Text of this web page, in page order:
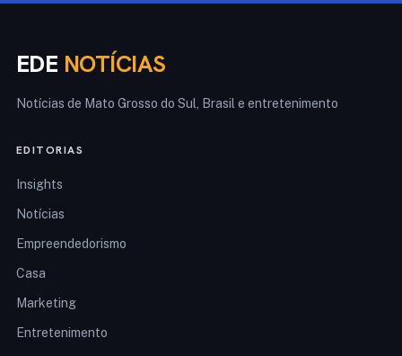
EDE NOTÍCIAS
Notícias de Mato Grosso do Sul, Brasil e entretenimento
EDITORIAS
Insights
Notícias
Empreendedorismo
Casa
Marketing
Entretenimento